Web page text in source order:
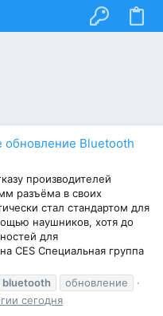
обновление Bluetooth
производителей
разъёма в своих
стал стандартом для
наушников, хотя до
для
CES Специальная группа
bluetooth
обновление
сегодня